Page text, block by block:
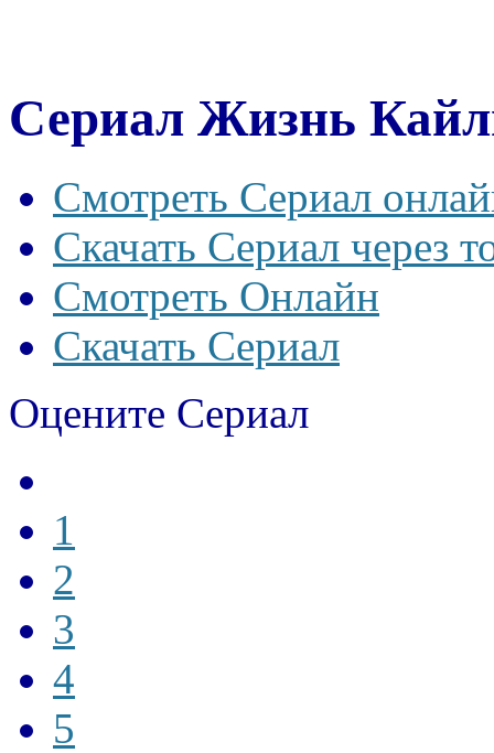
Сериал Жизнь
Смотреть Сериал
Скачать Сериал через
Смотреть Онлайн
Скачать Сериал
Оцените Сериал
1
2
3
4
5